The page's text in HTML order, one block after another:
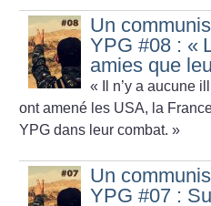
Un
YPG #08 : «
amies que
«
Il n’y a aucune
ont amené les USA, la
YPG dans leur combat. »
Un
YPG #07 :